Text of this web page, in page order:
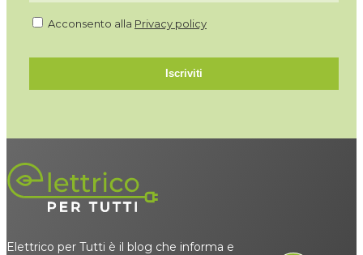
Acconsento alla Privacy policy
Iscriviti
Elettrico per Tutti è il blog che informa e